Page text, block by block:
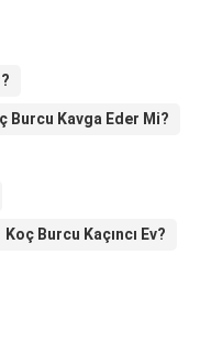
Burcu Kavga Eder Mi?
Koç Burcu Kaçıncı Ev?